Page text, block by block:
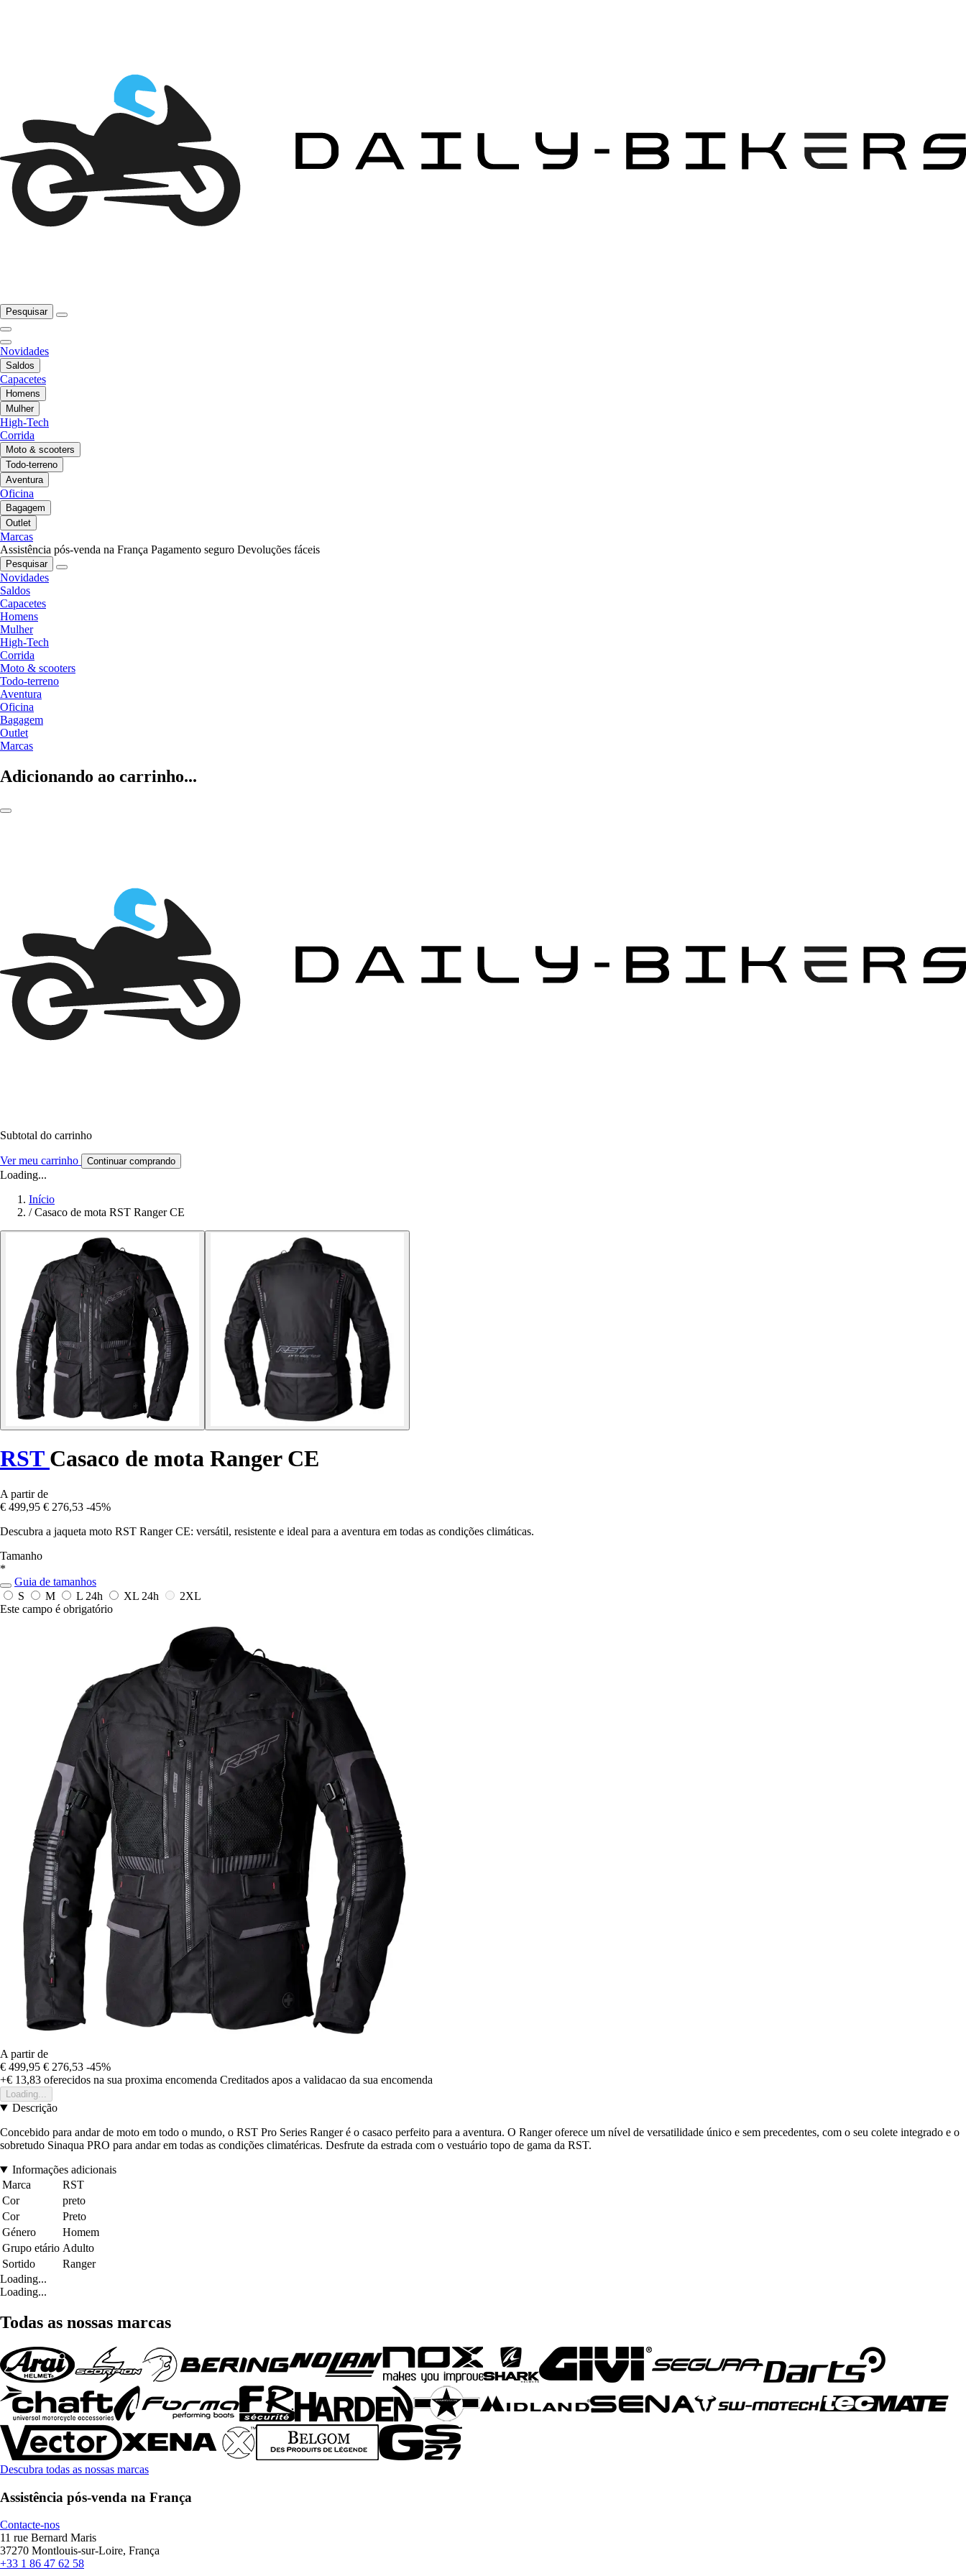
Pesquisar
Novidades
Saldos
Capacetes
Homens
Mulher
High-Tech
Corrida
Moto & scooters
Todo-terreno
Aventura
Oficina
Bagagem
Outlet
Marcas
Assistência pós-venda na França Pagamento seguro Devoluções fáceis
Pesquisar
Novidades
Saldos
Capacetes
Homens
Mulher
High-Tech
Corrida
Moto & scooters
Todo-terreno
Aventura
Oficina
Bagagem
Outlet
Marcas
Adicionando ao carrinho...
Subtotal do carrinho
Ver meu carrinho Continuar comprando
Loading...
Início
/ Casaco de mota RST Ranger CE
RST Casaco de mota Ranger CE
A partir de
€ 499,95 € 276,53 -45%
Descubra a jaqueta moto RST Ranger CE: versátil, resistente e ideal para a aventura em todas as condições climáticas.
Tamanho
*
Guia de tamanhos
S
M L 24h XL 24h
2XL
Este campo é obrigatório
A partir de
€ 499,95 € 276,53 -45%
+€ 13,83 oferecidos na sua proxima encomenda Creditados apos a validacao da sua encomenda
Loading...
Descrição
Concebido para andar de moto em todo o mundo, o RST Pro Series Ranger é o casaco perfeito para a aventura. O Ranger oferece um nível de versatilidade único e sem precedentes, com o seu colete integrado e o
sobretudo Sinaqua PRO para andar em todas as condições climatéricas. Desfrute da estrada com o vestuário topo de gama da RST.
Informações adicionais
Marca
RST
Cor
preto
Cor
Preto
Género
Homem
Grupo etário Adulto
Sortido
Ranger
Loading...
Loading...
Todas as nossas marcas
Descubra todas as nossas marcas
Assistência pós-venda na França
Contacte-nos
11 rue Bernard Maris
37270 Montlouis-sur-Loire, França
+33 1 86 47 62 58